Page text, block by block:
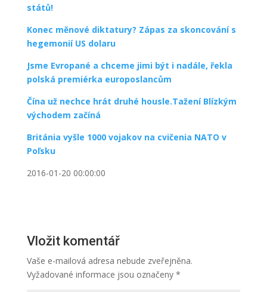
států!
Konec měnové diktatury? Zápas za skoncování s
hegemonií US dolaru
Jsme Evropané a chceme jimi být i nadále, řekla
polská premiérka europoslancům
Čína už nechce hrát druhé housle.Tažení Blízkým
východem začíná
Británia vyšle 1000 vojakov na cvičenia NATO v
Poľsku
2016-01-20 00:00:00
Vložit komentář
Vaše e-mailová adresa nebude zveřejněna.
Vyžadované informace jsou označeny *